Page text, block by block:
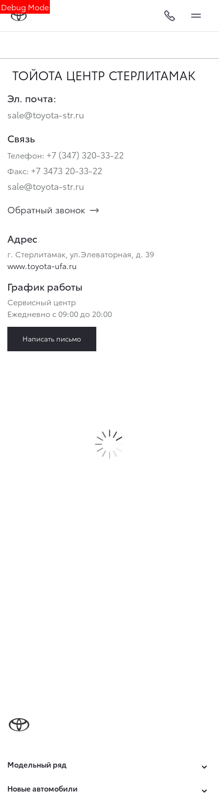
Debug Mode
ТОЙОТА ЦЕНТР СТЕРЛИТАМАК
Адрес
г. Стерлитамак, ул.Элеваторная, д. 39
www.toyota-ufa.ru
Эл. почта:
sale@toyota-str.ru
График работы
Сервисный центр
Ежедневно с 09:00 до 20:00
Связь
Телефон: +7 (347) 320-33-22
Факс: +7 3473 20-33-22
sale@toyota-str.ru
Обратный звонок
Написать письмо
Модельный ряд
Новые автомобили